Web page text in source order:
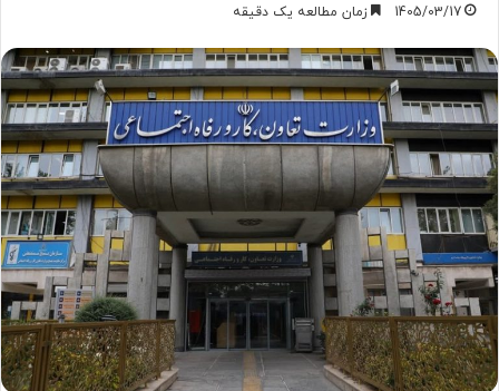
1405/03/17 زمان مطالعه یک دقیقه